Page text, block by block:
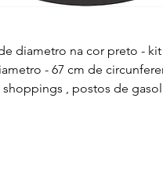
diametro na cor preto -
- 67 cm de
, postos de